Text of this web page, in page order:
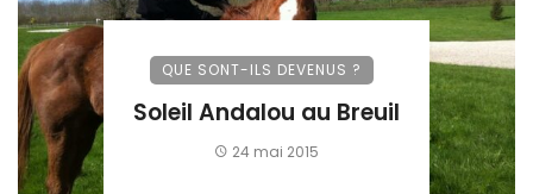
QUE SONT-ILS DEVENUS ?
Soleil Andalou au Breuil
24 mai 2015